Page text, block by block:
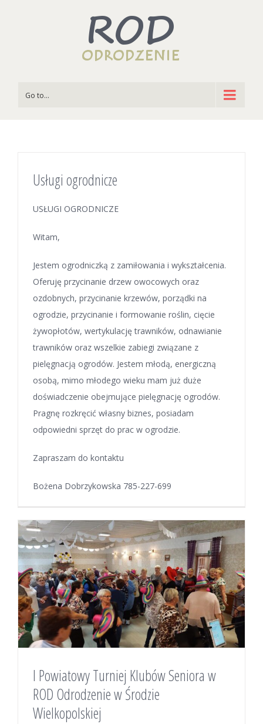
Go to...
Usługi ogrodnicze
USŁUGI OGRODNICZE
Witam,
Jestem ogrodniczką z zamiłowania i wykształcenia.
Oferuję przycinanie drzew owocowych oraz
ozdobnych, przycinanie krzewów, porządki na
ogrodzie, przycinanie i formowanie roślin, cięcie
żywopłotów, wertykulację trawników, odnawianie
trawników oraz wszelkie zabiegi związane z
pielęgnacją ogrodów. Jestem młodą, energiczną
osobą, mimo młodego wieku mam już duże
doświadczenie obejmujące pielęgnację ogrodów.
Pragnę rozkręcić własny biznes, posiadam
odpowiedni sprzęt do prac w ogrodzie.
Zapraszam do kontaktu
Bożena Dobrzykowska 785-227-699
I Powiatowy Turniej Klubów Seniora w
ROD Odrodzenie w Środzie
Wielkopolskiej